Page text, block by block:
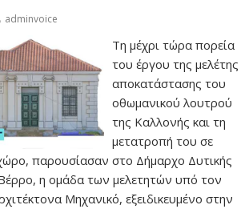
adminvoice
Τη μέχρι τώρα πορεία
του έργου της μελέτης
αποκατάστασης του
οθωμανικού λουτρού
της Καλλονής και τη
μετατροπή του σε
παρουσίασαν στο Δήμαρχο Δυτικής
η ομάδα των μελετητών υπό τον
Μηχανικό, εξειδικευμένο στην